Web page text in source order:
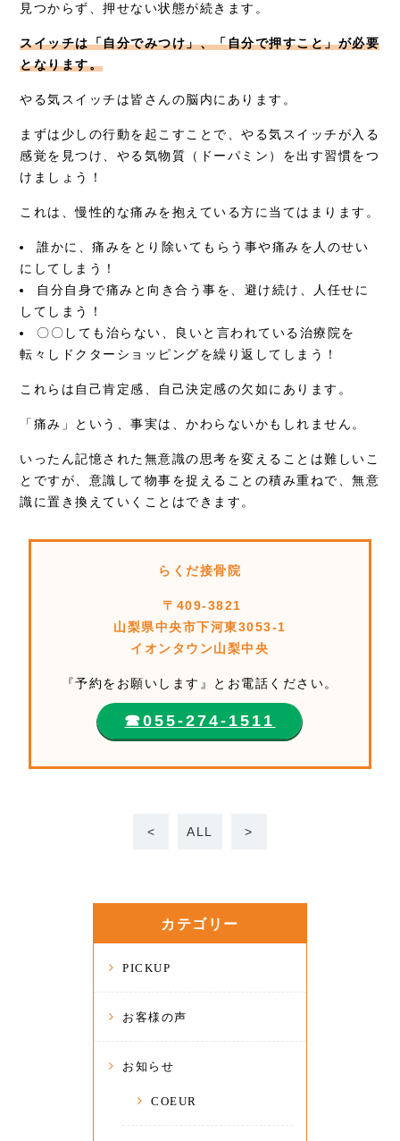
見つからず、押せない状態が続きます。
スイッチは「自分でみつけ」、「自分で押すこと」が必要
となります。
やる気スイッチは皆さんの脳内にあります。
まずは少しの行動を起こすことで、やる気スイッチが入る
感覚を見つけ、やる気物質（ドーパミン）を出す習慣をつ
けましょう！
これは、慢性的な痛みを抱えている方に当てはまります。
誰かに、痛みをとり除いてもらう事や痛みを人のせい
にしてしまう！
自分自身で痛みと向き合う事を、避け続け、人任せに
してしまう！
〇〇しても治らない、良いと言われている治療院を
転々しドクターショッピングを繰り返してしまう！
これらは自己肯定感、自己決定感の欠如にあります。
「痛み」という、事実は、かわらないかもしれません。
いったん記憶された無意識の思考を変えることは難しいこ
とですが、意識して物事を捉えることの積み重ねで、無意
識に置き換えていくことはできます。
らくだ接骨院
〒409-3821
山梨県中央市下河東3053-1
イオンタウン山梨中央
『予約をお願いします』とお電話ください。
☎︎055-274-1511
< ALL >
カテゴリー
PICKUP
お客様の声
お知らせ
COEUR